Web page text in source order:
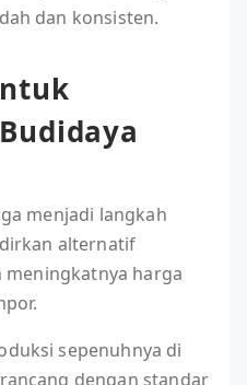
dan konsisten.
menjadi langkah
alternatif
harga
sepenuhnya di
dengan standar